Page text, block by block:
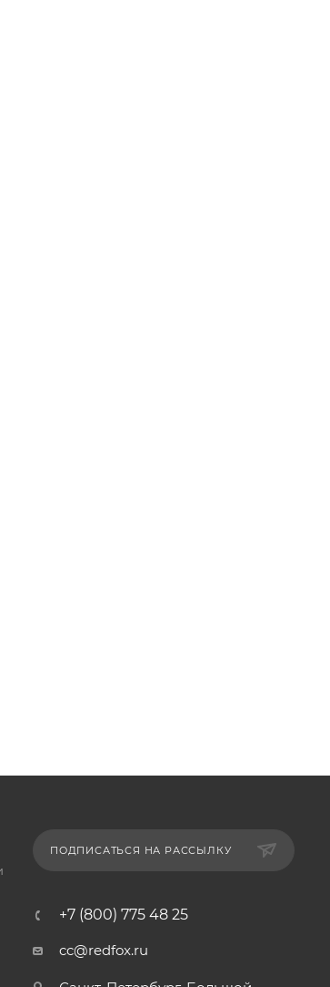
ПОДПИСАТЬСЯ НА РАССЫЛКУ
+7 (800) 775 48 25
cc@redfox.ru